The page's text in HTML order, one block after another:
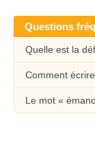
Questions
Quelle est la
Comment
Le mot «